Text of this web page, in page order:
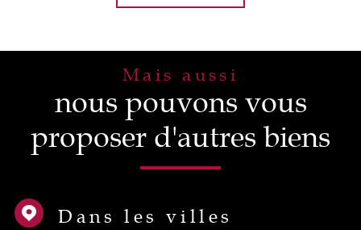
Mais aussi
nous pouvons vous
proposer d'autres biens
Dans les villes